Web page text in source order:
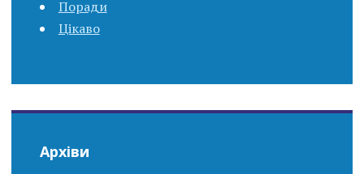
Поради
Цікаво
Архіви